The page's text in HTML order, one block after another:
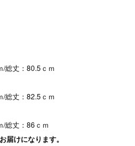
/総丈：80.5ｃｍ
/総丈：82.5ｃｍ
/総丈：86ｃｍ
届けになります。